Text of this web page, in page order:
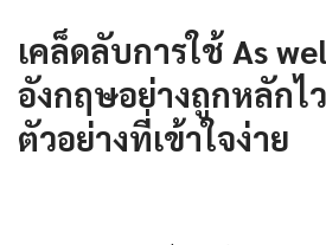
เคล็ดลับการใช้ As
อังกฤษอย่างถูกหลักไ
ตัวอย่างที่เข้าใจง่าย